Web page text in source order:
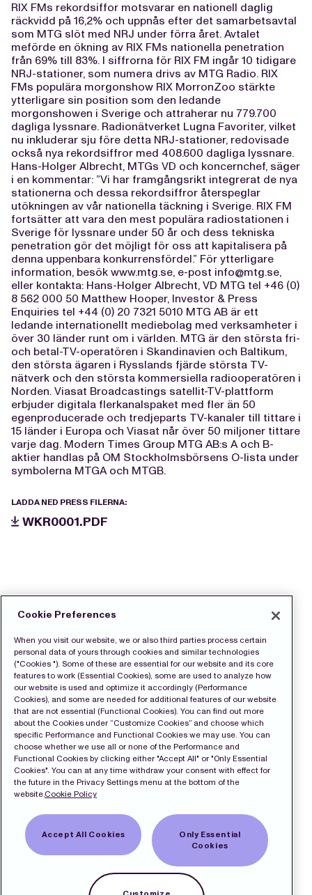
RIX FMs rekordsiffor motsvarar en nationell daglig
räckvidd på 16,2% och uppnås efter det samarbetsavtal
som MTG slöt med NRJ under förra året. Avtalet
meförde en ökning av RIX FMs nationella penetration
från 69% till 83%. I siffrorna för RIX FM ingår 10 tidigare
NRJ-stationer, som numera drivs av MTG Radio. RIX
FMs populära morgonshow RIX MorronZoo stärkte
ytterligare sin position som den ledande
morgonshowen i Sverige och attraherar nu 779.700
dagliga lyssnare. Radionätverket Lugna Favoriter, vilket
nu inkluderar sju före detta NRJ-stationer, redovisade
också nya rekordsiffror med 408.600 dagliga lyssnare.
Hans-Holger Albrecht, MTGs VD och koncernchef, säger
i en kommentar: ”Vi har framgångsrikt integrerat de nya
stationerna och dessa rekordsiffror återspeglar
utökningen av vår nationella täckning i Sverige. RIX FM
fortsätter att vara den mest populära radiostationen i
Sverige för lyssnare under 50 år och dess tekniska
penetration gör det möjligt för oss att kapitalisera på
denna uppenbara konkurrensfördel.” För ytterligare
information, besök www.mtg.se, e-post info@mtg.se,
eller kontakta: Hans-Holger Albrecht, VD MTG tel +46 (0)
8 562 000 50 Matthew Hooper, Investor & Press
Enquiries tel +44 (0) 20 7321 5010 MTG AB är ett
ledande internationellt mediebolag med verksamheter i
över 30 länder runt om i världen. MTG är den största fri-
och betal-TV-operatören i Skandinavien och Baltikum,
den största ägaren i Rysslands fjärde största TV-
nätverk och den största kommersiella radiooperatören i
Norden. Viasat Broadcastings satellit-TV-plattform
erbjuder digitala flerkanalspaket med fler än 50
egenproducerade och tredjeparts TV-kanaler till tittare i
15 länder i Europa och Viasat når över 50 miljoner tittare
varje dag. Modern Times Group MTG AB:s A och B-
aktier handlas på OM Stockholmsbörsens O-lista under
symbolerna MTGA och MTGB.
LADDA NED PRESS FILERNA:
WKR0001.PDF
Cookie Preferences
When you visit our website, we or also third parties process certain
personal data of yours through cookies and similar technologies
("Cookies "). Some of these are essential for our website and its core
features to work (Essential Cookies), some are used to analyze how
our website is used and optimize it accordingly (Performance
Cookies), and some are needed for additional features of our website
that are not essential (Functional Cookies). You can find out more
about the Cookies under “Customize Cookies” and choose which
specific Performance and Functional Cookies we may use. You can
choose whether we use all or none of the Performance and
Functional Cookies by clicking either "Accept All" or "Only Essential
Cookies". You can at any time withdraw your consent with effect for
the future in the Privacy Settings menu at the bottom of the
website.Cookie Policy
Accept All Cookies
Only Essential
Cookies